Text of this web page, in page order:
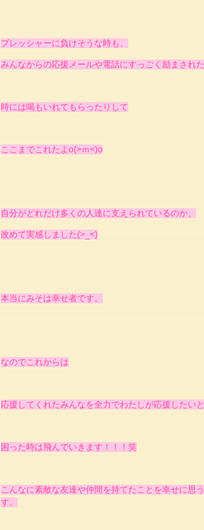
プレッシャーに負けそうな時も、
みんなからの応援メールや電話にすっごく励まされた
時には喝もいれてもらったりして
ここまでこれたよo(>ｍ<)o
自分がどれだけ多くの人達に支えられているのか、
改めて実感しました(>_<)
本当にみそは幸せ者です。
なのでこれからは
応援してくれたみんなを全力でわたしが応援したい
困った時は飛んでいきます！！！笑
こんなに素敵な友達や仲間を持てたことを幸せに思
す。